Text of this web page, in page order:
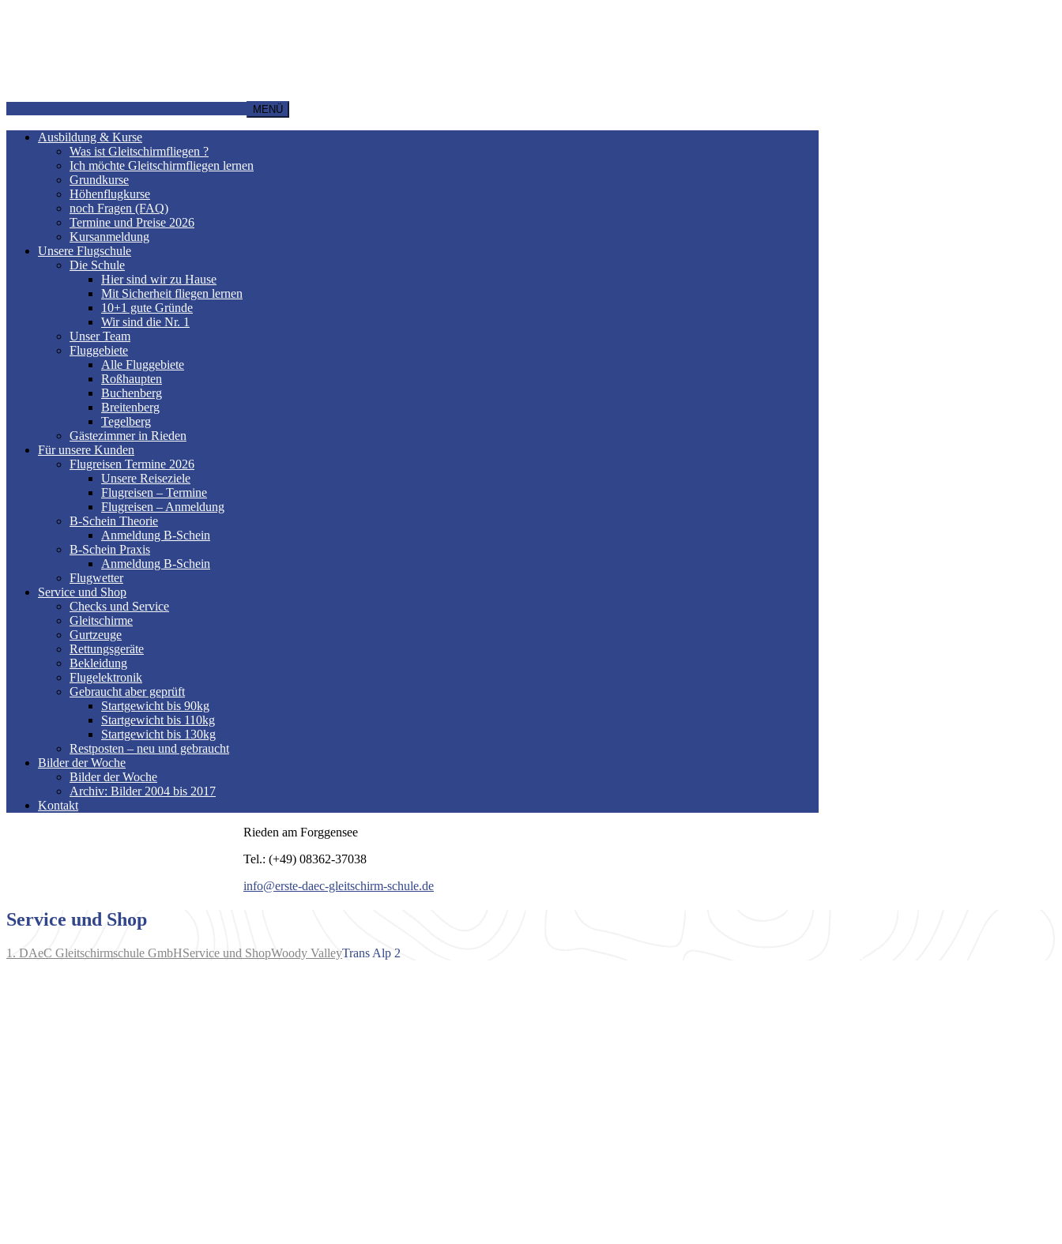
MENÜ
Ausbildung & Kurse
Was ist Gleitschirmfliegen ?
Ich möchte Gleitschirmfliegen lernen
Grundkurse
Höhenflugkurse
noch Fragen (FAQ)
Termine und Preise 2026
Kursanmeldung
Unsere Flugschule
Die Schule
Hier sind wir zu Hause
Mit Sicherheit fliegen lernen
10+1 gute Gründe
Wir sind die Nr. 1
Unser Team
Fluggebiete
Alle Fluggebiete
Roßhaupten
Buchenberg
Breitenberg
Tegelberg
Gästezimmer in Rieden
Für unsere Kunden
Flugreisen Termine 2026
Unsere Reiseziele
Flugreisen – Termine
Flugreisen – Anmeldung
B-Schein Theorie
Anmeldung B-Schein
B-Schein Praxis
Anmeldung B-Schein
Flugwetter
Service und Shop
Checks und Service
Gleitschirme
Gurtzeuge
Rettungsgeräte
Bekleidung
Flugelektronik
Gebraucht aber geprüft
Startgewicht bis 90kg
Startgewicht bis 110kg
Startgewicht bis 130kg
Restposten – neu und gebraucht
Bilder der Woche
Bilder der Woche
Archiv: Bilder 2004 bis 2017
Kontakt
Rieden am Forggensee
Tel.: (+49) 08362-37038
info@erste-daec-gleitschirm-schule.de
Service und Shop
1. DAeC Gleitschirmschule GmbHService und ShopWoody ValleyTrans Alp 2